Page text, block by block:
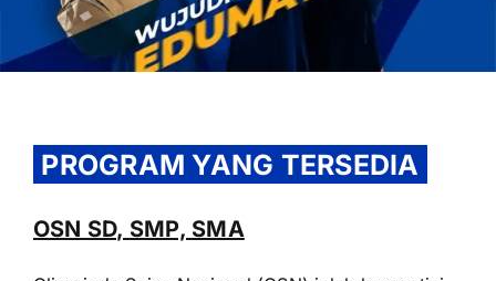
REGISTRATION
CONTACT US
PROGRAM YANG TERSEDIA
OSN SD, SMP, SMA